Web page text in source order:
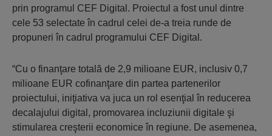
prin programul CEF Digital. Proiectul a fost unul dintre
cele 53 selectate în cadrul celei de-a treia runde de
propuneri în cadrul programului CEF Digital.
“Cu o finanţare totală de 2,9 milioane EUR, inclusiv 0,7
milioane EUR cofinanţare din partea partenerilor
proiectului, iniţiativa va juca un rol esenţial în reducerea
decalajului digital, promovarea incluziunii digitale şi
stimularea creşterii economice în regiune. De asemenea,